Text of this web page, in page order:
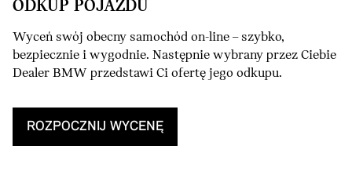
ODKUP POJAZDU
Wyceń swój obecny samochód on-line – szybko,
bezpiecznie i wygodnie. Następnie wybrany przez Ciebie
Dealer BMW przedstawi Ci ofertę jego odkupu.
ROZPOCZNIJ WYCENĘ